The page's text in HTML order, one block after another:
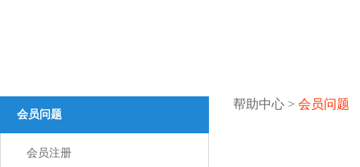
服务器证书
服务器证书给网站机密信息上安全锁
安全联盟
给用户一个信任你的理由
会员问题
会员注册
帮助中心 > 会员问题